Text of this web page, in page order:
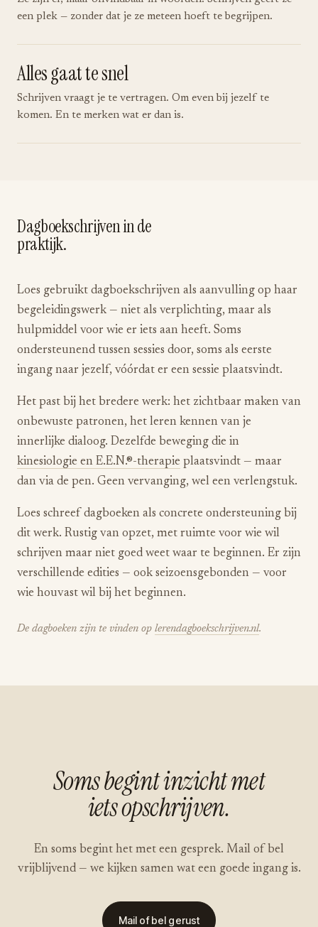
een plek — zonder dat je ze meteen hoeft te begrijpen.
Alles gaat te snel
Schrijven vraagt je te vertragen. Om even bij jezelf te
komen. En te merken wat er dan is.
Dagboekschrijven in de
praktijk.
Loes gebruikt dagboekschrijven als aanvulling op haar
begeleidingswerk — niet als verplichting, maar als
hulpmiddel voor wie er iets aan heeft. Soms
ondersteunend tussen sessies door, soms als eerste
ingang naar jezelf, vóórdat er een sessie plaatsvindt.
Het past bij het bredere werk: het zichtbaar maken van
onbewuste patronen, het leren kennen van je
innerlijke dialoog. Dezelfde beweging die in
kinesiologie en E.E.N.®-therapie plaatsvindt — maar
dan via de pen. Geen vervanging, wel een verlengstuk.
Loes schreef dagboeken als concrete ondersteuning bij
dit werk. Rustig van opzet, met ruimte voor wie wil
schrijven maar niet goed weet waar te beginnen. Er zijn
verschillende edities — ook seizoensgebonden — voor
wie houvast wil bij het beginnen.
De dagboeken zijn te vinden op lerendagboekschrijven.nl.
Soms begint inzicht met
iets opschrijven.
En soms begint het met een gesprek. Mail of bel
vrijblijvend — we kijken samen wat een goede ingang is.
Mail of bel gerust